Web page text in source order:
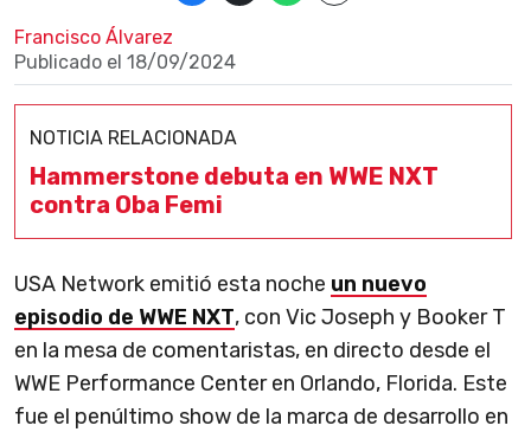
Francisco Álvarez
Publicado el 18/09/2024
NOTICIA RELACIONADA
Hammerstone debuta en WWE NXT
contra Oba Femi
USA Network emitió esta noche un nuevo
episodio de WWE NXT, con Vic Joseph y Booker T
en la mesa de comentaristas, en directo desde el
WWE Performance Center en Orlando, Florida. Este
fue el penúltimo show de la marca de desarrollo en